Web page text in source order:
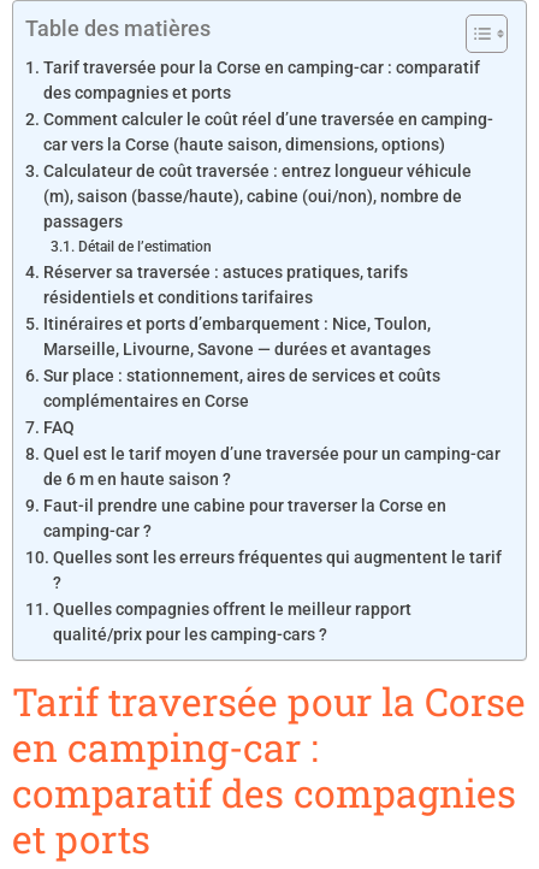
Table des matières
Tarif traversée pour la Corse en camping-car : comparatif
des compagnies et ports
Comment calculer le coût réel d’une traversée en camping-
car vers la Corse (haute saison, dimensions, options)
Calculateur de coût traversée : entrez longueur véhicule
(m), saison (basse/haute), cabine (oui/non), nombre de
passagers
Détail de l’estimation
Réserver sa traversée : astuces pratiques, tarifs
résidentiels et conditions tarifaires
Itinéraires et ports d’embarquement : Nice, Toulon,
Marseille, Livourne, Savone — durées et avantages
Sur place : stationnement, aires de services et coûts
complémentaires en Corse
FAQ
Quel est le tarif moyen d’une traversée pour un camping-car
de 6 m en haute saison ?
Faut-il prendre une cabine pour traverser la Corse en
camping-car ?
Quelles sont les erreurs fréquentes qui augmentent le tarif
?
Quelles compagnies offrent le meilleur rapport
qualité/prix pour les camping-cars ?
Tarif traversée pour la Corse
en camping-car :
comparatif des compagnies
et ports